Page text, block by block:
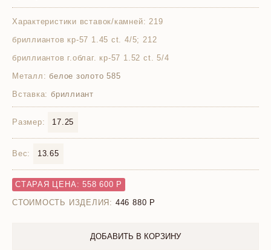
Характеристики вставок/камней: 219
бриллиантов кр-57 1.45 ct. 4/5; 212
бриллиантов г.облаг. кр-57 1.52 ct. 5/4
Металл: белое золото 585
Вставка: бриллиант
Размер: 17.25
Вес: 13.65
СТАРАЯ ЦЕНА: 558 600 Р
СТОИМОСТЬ ИЗДЕЛИЯ: 446 880
ДОБАВИТЬ В КОРЗИНУ